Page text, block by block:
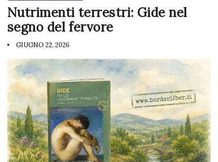
Nutrimenti terrestri: Gide nel
segno del fervore
GIUGNO 22, 2026